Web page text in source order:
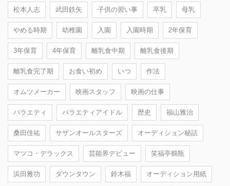
松本人志 武田鉄矢 子供の習い事 卒乳 母乳
やめる時期 幼稚園 入園 入園時期 2年保育
3年保育 4年保育 離乳食中期 離乳食後期
離乳食完了期 お食い初め いつ 作法
オムツメーカー 映画スタッフ 映画の仕事
バラエティ バラエティアイドル 歴史 福山雅治
桑田佳祐 サザンオールスターズ オーディション秘話
マツコ・デラックス 芸能界デビュー 笑福亭鶴瓶
浜田雅功 ダウンタウン 鈴木福 オーディション用紙